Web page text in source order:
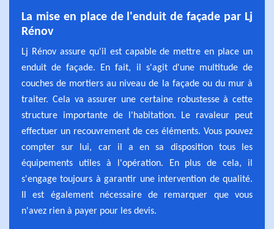
La mise en place de l'enduit de façade par Lj
Rénov
Lj Rénov assure qu'il est capable de mettre en place un
enduit de façade. En fait, il s'agit d'une multitude de
couches de mortiers au niveau de la façade ou du mur à
traiter. Cela va assurer une certaine robustesse à cette
structure importante de l'habitation. Le ravaleur peut
effectuer un recouvrement de ces éléments. Vous pouvez
compter sur lui, car il a en sa disposition tous les
équipements utiles à l'opération. En plus de cela, il
s'engage toujours à garantir une intervention de qualité.
Il est également nécessaire de remarquer que vous
n'avez rien à payer pour les devis.